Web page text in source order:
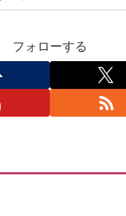
フォローする